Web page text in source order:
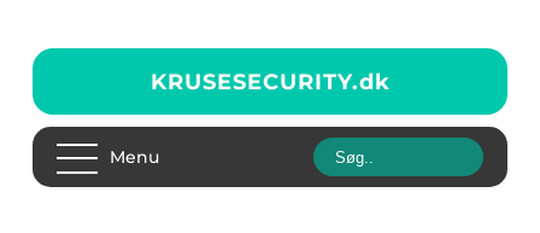
KRUSESECURITY.dk
Menu